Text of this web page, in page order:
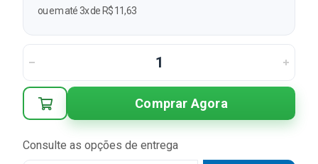
ou em até 3x de R$ 11,63
Comprar Agora
Consulte as opções de entrega